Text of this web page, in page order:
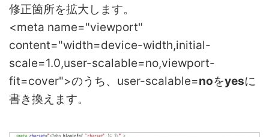
修正箇所を拡大します。
<meta name="viewport"
content="width=device-width,initial-
scale=1.0,user-scalable=no,viewport-
fit=cover">のうち、user-scalable=noをyesに
書き換えます。